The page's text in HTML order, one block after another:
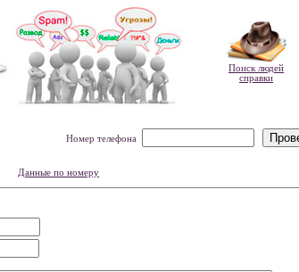
Поиск людей
справки
Номер телефона
Данные по номеру